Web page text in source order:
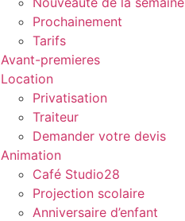
Prochainement
Tarifs
Avant-premieres
Location
Privatisation
Traiteur
Demander votre devis
Animation
Café Studio28
Projection scolaire
Anniversaire d’enfant